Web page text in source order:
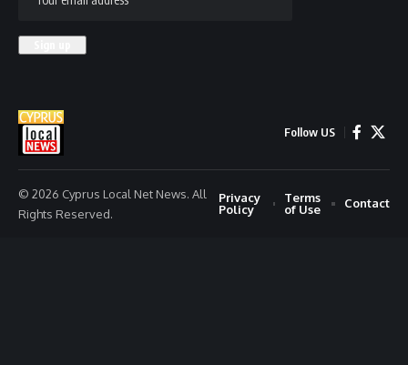
Follow US
© 2026 Cyprus Local Net News. All
Rights Reserved.
Privacy
Policy
Terms
of Use
Contact